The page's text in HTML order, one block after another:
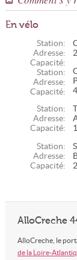
En vélo
Station:
Adresse:
Capacité:
Station:
Adresse:
Capacité:
Station:
Adresse:
Capacité:
Station:
Adresse:
Capacité:
AlloCreche
AlloCreche, le
de la Loire-